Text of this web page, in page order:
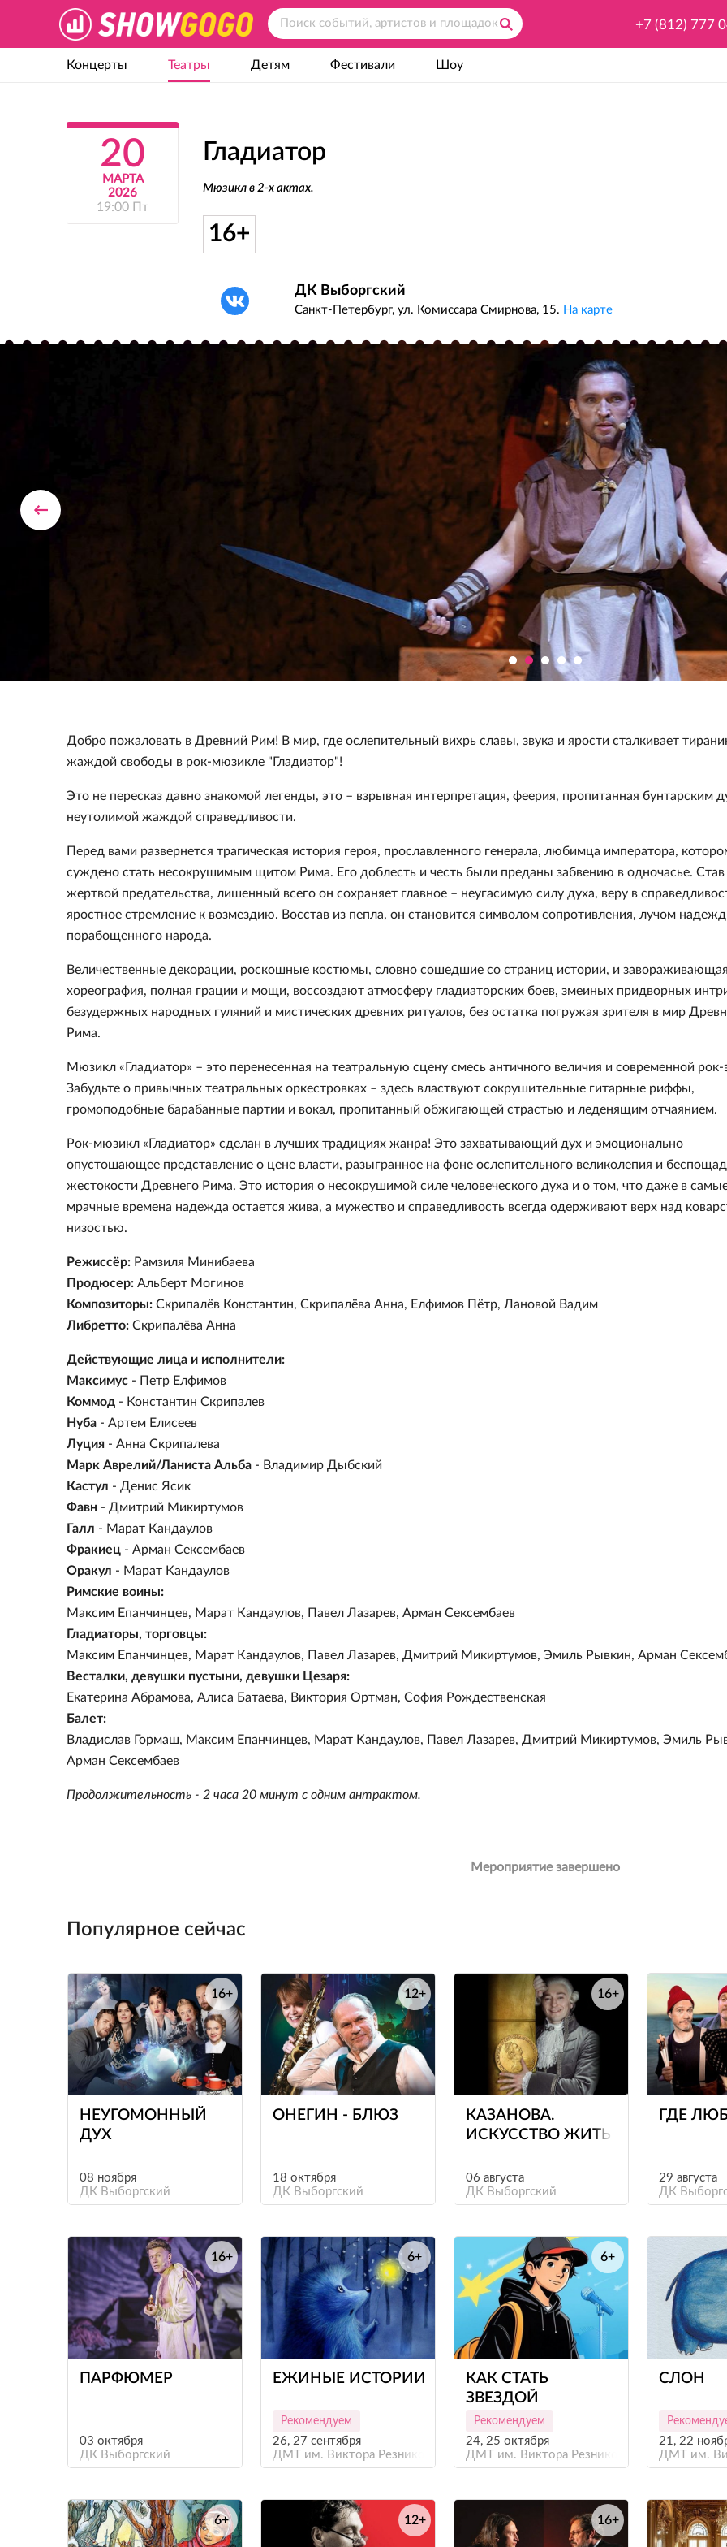
+7 (812) 777
Концерты Театры Детям Фестивали Шоу
20
МАРТА
2026
19:00 Пт
Гладиатор
Мюзикл в 2-х актах.
16+
ДК Выборгский
Санкт-Петербург, ул. Комиссара Смирнова, 15. На карте
Добро пожаловать в Древний Рим! В мир, где ослепительный вихрь славы, звука и ярости сталкивает
жаждой свободы в рок-мюзикле "Гладиатор"!
Это не пересказ давно знакомой легенды, это – взрывная интерпретация, феерия, пропитанная бунтарским
неутолимой жаждой справедливости.
Перед вами развернется трагическая история героя, прославленного генерала, любимца императора,
суждено стать несокрушимым щитом Рима. Его доблесть и честь были преданы забвению в одночасье. Став
жертвой предательства, лишенный всего он сохраняет главное – неугасимую силу духа, веру в
яростное стремление к возмездию. Восстав из пепла, он становится символом сопротивления, лучом
порабощенного народа.
Величественные декорации, роскошные костюмы, словно сошедшие со страниц истории, и завораживающая
хореография, полная грации и мощи, воссоздают атмосферу гладиаторских боев, змеиных придворных
безудержных народных гуляний и мистических древних ритуалов, без остатка погружая зрителя в мир
Рима.
Мюзикл «Гладиатор» – это перенесенная на театральную сцену смесь античного величия и современной рок-
Забудьте о привычных театральных оркестровках – здесь властвуют сокрушительные гитарные риффы,
громоподобные барабанные партии и вокал, пропитанный обжигающей страстью и леденящим отчаянием.
Рок-мюзикл «Гладиатор» сделан в лучших традициях жанра! Это захватывающий дух и эмоционально
опустошающее представление о цене власти, разыгранное на фоне ослепительного великолепия и
жестокости Древнего Рима. Это история о несокрушимой силе человеческого духа и о том, что даже в
мрачные времена надежда остается жива, а мужество и справедливость всегда одерживают верх над
низостью.
Режиссёр: Рамзиля Минибаева
Продюсер: Альберт Могинов
Композиторы: Скрипалёв Константин, Скрипалёва Анна, Елфимов Пётр, Лановой Вадим
Либретто: Скрипалёва Анна
Действующие лица и исполнители:
Максимус - Петр Елфимов
Коммод - Константин Скрипалев
Нуба - Артем Елисеев
Луция - Анна Скрипалева
Марк Аврелий/Ланиста Альба - Владимир Дыбский
Кастул - Денис Ясик
Фавн - Дмитрий Микиртумов
Галл - Марат Кандаулов
Фракиец - Арман Сексембаев
Оракул - Марат Кандаулов
Римские воины:
Максим Епанчинцев, Марат Кандаулов, Павел Лазарев, Арман Сексембаев
Гладиаторы, торговцы:
Максим Епанчинцев, Марат Кандаулов, Павел Лазарев, Дмитрий Микиртумов, Эмиль Рывкин, Арман
Весталки, девушки пустыни, девушки Цезаря:
Екатерина Абрамова, Алиса Батаева, Виктория Ортман, София Рождественская
Балет:
Владислав Гормаш, Максим Епанчинцев, Марат Кандаулов, Павел Лазарев, Дмитрий Микиртумов, Эмиль
Арман Сексембаев
Продолжительность - 2 часа 20 минут с одним антрактом.
Мероприятие завершено
Популярное сейчас
е
НЕУГОМОННЫЙ
ДУХ
08 ноября
ДК Выборгский
16+
е
ОНЕГИН - БЛЮЗ
18 октября
ДК Выборгский
12+
е
КАЗАНОВА.
ИСКУССТВО ЖИТЬ
06 августа
ДК Выборгский
16+
ГДЕ
29 августа
ДК
е
ПАРФЮМЕР
03 октября
ДК Выборгский
16+
е
ЕЖИНЫЕ ИСТОРИИ
Рекомендуем
26, 27 сентября
ДМТ им. Виктора Резникова
6+
КАК СТАТЬ
ЗВЕЗДОЙ
Рекомендуем
24, 25 октября
ДМТ им. Виктора Резникова
6+
СЛОН
21, 22
ДМТ им.
6+ 12+ 16+